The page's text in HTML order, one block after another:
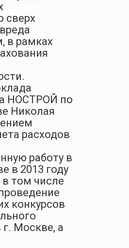
сверх
в рамках
НОСТРОЙ по
Николая
расходов
работу в
в 2013 году
том числе
конкурсов
г. Москве, а